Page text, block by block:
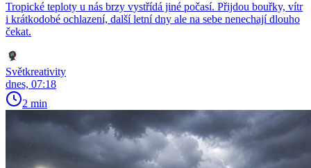
Tropické teploty u nás brzy vystřídá jiné počasí. Přijdou bouřky, vítr
i krátkodobé ochlazení, další letní dny ale na sebe nenechají dlouho
čekat.
Světkreativity
dnes, 07:18
2 min